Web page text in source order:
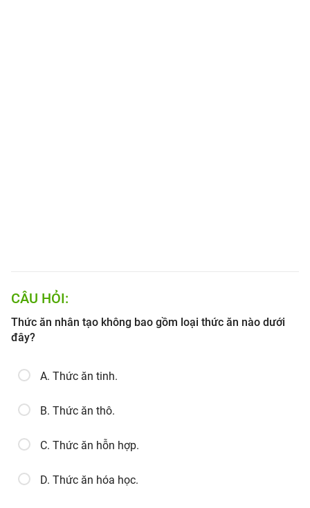
CÂU HỎI:
Thức ăn nhân tạo không bao gồm loại thức ăn nào dưới
đây?
A. Thức ăn tinh.
B. Thức ăn thô.
C. Thức ăn hỗn hợp.
D. Thức ăn hóa học.